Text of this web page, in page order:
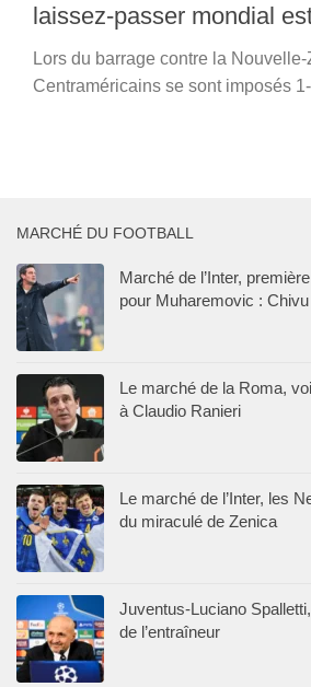
laissez-passer mondial
Lors du barrage contre la
Centraméricains se sont imposés
MARCHÉ DU FOOTBALL
Marché de l’Inter,
pour Muharemovic :
Le marché de la Roma,
à Claudio Ranieri
Le marché de l’Inter, les
du miraculé de Zenica
Juventus-Luciano Spalletti,
de l’entraîneur